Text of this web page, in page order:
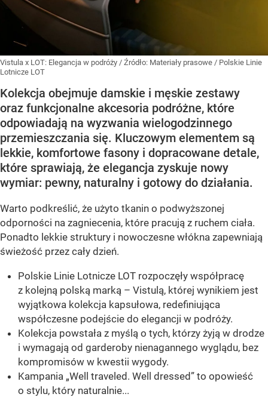
Vistula x LOT: Elegancja w podróży / Źródło: Materiały prasowe / Polskie Linie
Lotnicze LOT
Kolekcja obejmuje damskie i męskie zestawy
oraz funkcjonalne akcesoria podróżne, które
odpowiadają na wyzwania wielogodzinnego
przemieszczania się. Kluczowym elementem są
lekkie, komfortowe fasony i dopracowane detale,
które sprawiają, że elegancja zyskuje nowy
wymiar: pewny, naturalny i gotowy do działania.
Warto podkreślić, że użyto tkanin o podwyższonej
odporności na zagniecenia, które pracują z ruchem ciała.
Ponadto lekkie struktury i nowoczesne włókna zapewniają
świeżość przez cały dzień.
Polskie Linie Lotnicze LOT rozpoczęły współpracę
z kolejną polską marką – Vistulą, której wynikiem jest
wyjątkowa kolekcja kapsułowa, redefiniująca
współczesne podejście do elegancji w podróży.
Kolekcja powstała z myślą o tych, którzy żyją w drodze
i wymagają od garderoby nienagannego wyglądu, bez
kompromisów w kwestii wygody.
Kampania „Well traveled. Well dressed” to opowieść
o stylu, który naturalnie...